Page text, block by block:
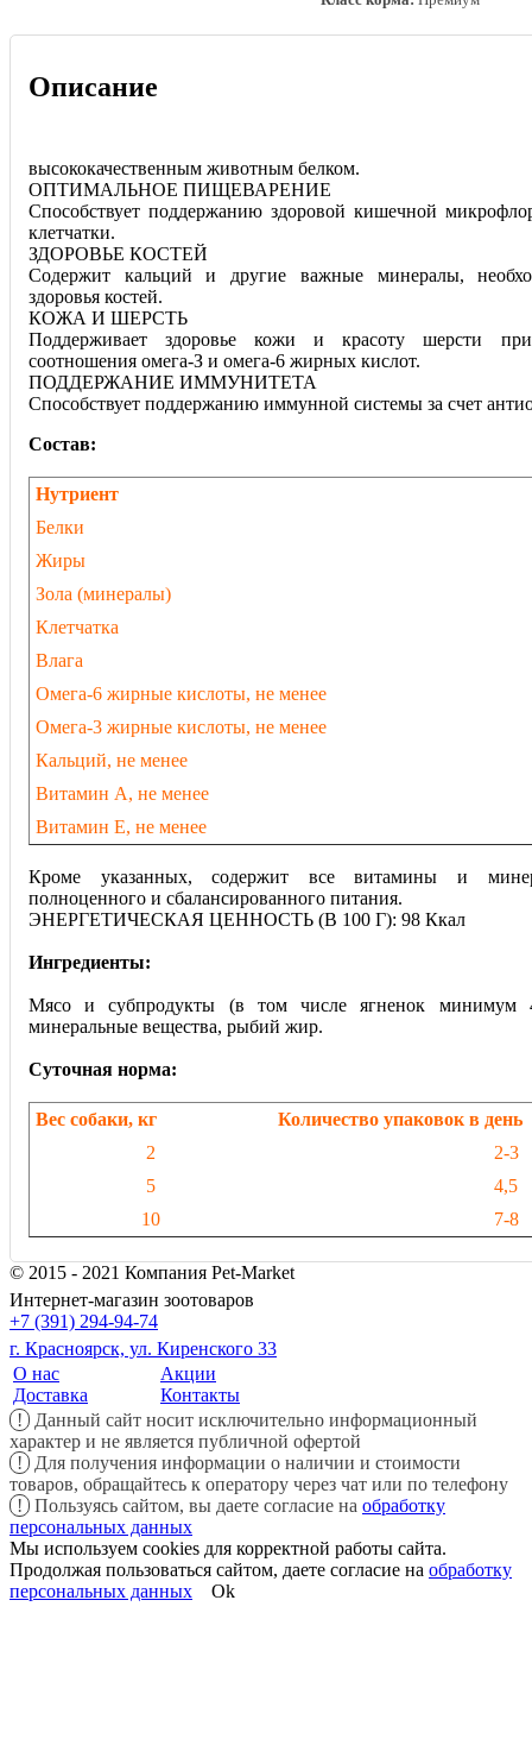
Описание
высококачественным животным белком.
ОПТИМАЛЬНОЕ ПИЩЕВАРЕНИЕ
Способствует поддержанию здоровой кишечной
клетчатки.
ЗДОРОВЬЕ КОСТЕЙ
Содержит кальций и другие важные минералы,
здоровья костей.
КОЖА И ШЕРСТЬ
Поддерживает здоровье кожи и красоту шерсти
соотношения омега-З и омега-6 жирных кислот.
ПОДДЕРЖАНИЕ ИММУНИТЕТА
Способствует поддержанию иммунной системы за счет
Состав:
Нутриент
Белки
Жиры
Зола (минералы)
Клетчатка
Влага
Омега-6 жирные кислоты, не менее
Омега-3 жирные кислоты, не менее
Кальций, не менее
Витамин А, не менее
Витамин Е, не менее
Кроме указанных, содержит все витамины и
полноценного и сбалансированного питания.
ЭНЕРГЕТИЧЕСКАЯ ЦЕННОСТЬ (В 100 Г): 98 Ккал
Ингредиенты:
Мясо и субпродукты (в том числе ягненок минимум
минеральные вещества, рыбий жир.
Суточная норма:
Вес собаки, кг
Количество упаковок в день
2
2-3
5
4,5
10
7-8
© 2015 - 2021 Компания Pet-Market
Интернет-магазин зоотоваров
+7 (391) 294-94-74
г. Красноярск, ул. Киренского 33
О нас
Доставка
Акции
Контакты
!
Данный сайт носит исключительно информационный
характер и не является публичной офертой
!
Для получения информации о наличии и стоимости
товаров, обращайтесь к оператору через чат или по телефону
!
Пользуясь сайтом, вы даете согласие на обработку
персональных данных
Мы используем cookies для корректной работы сайта.
Продолжая пользоваться сайтом, даете согласие на обработку
персональных данных
Ok